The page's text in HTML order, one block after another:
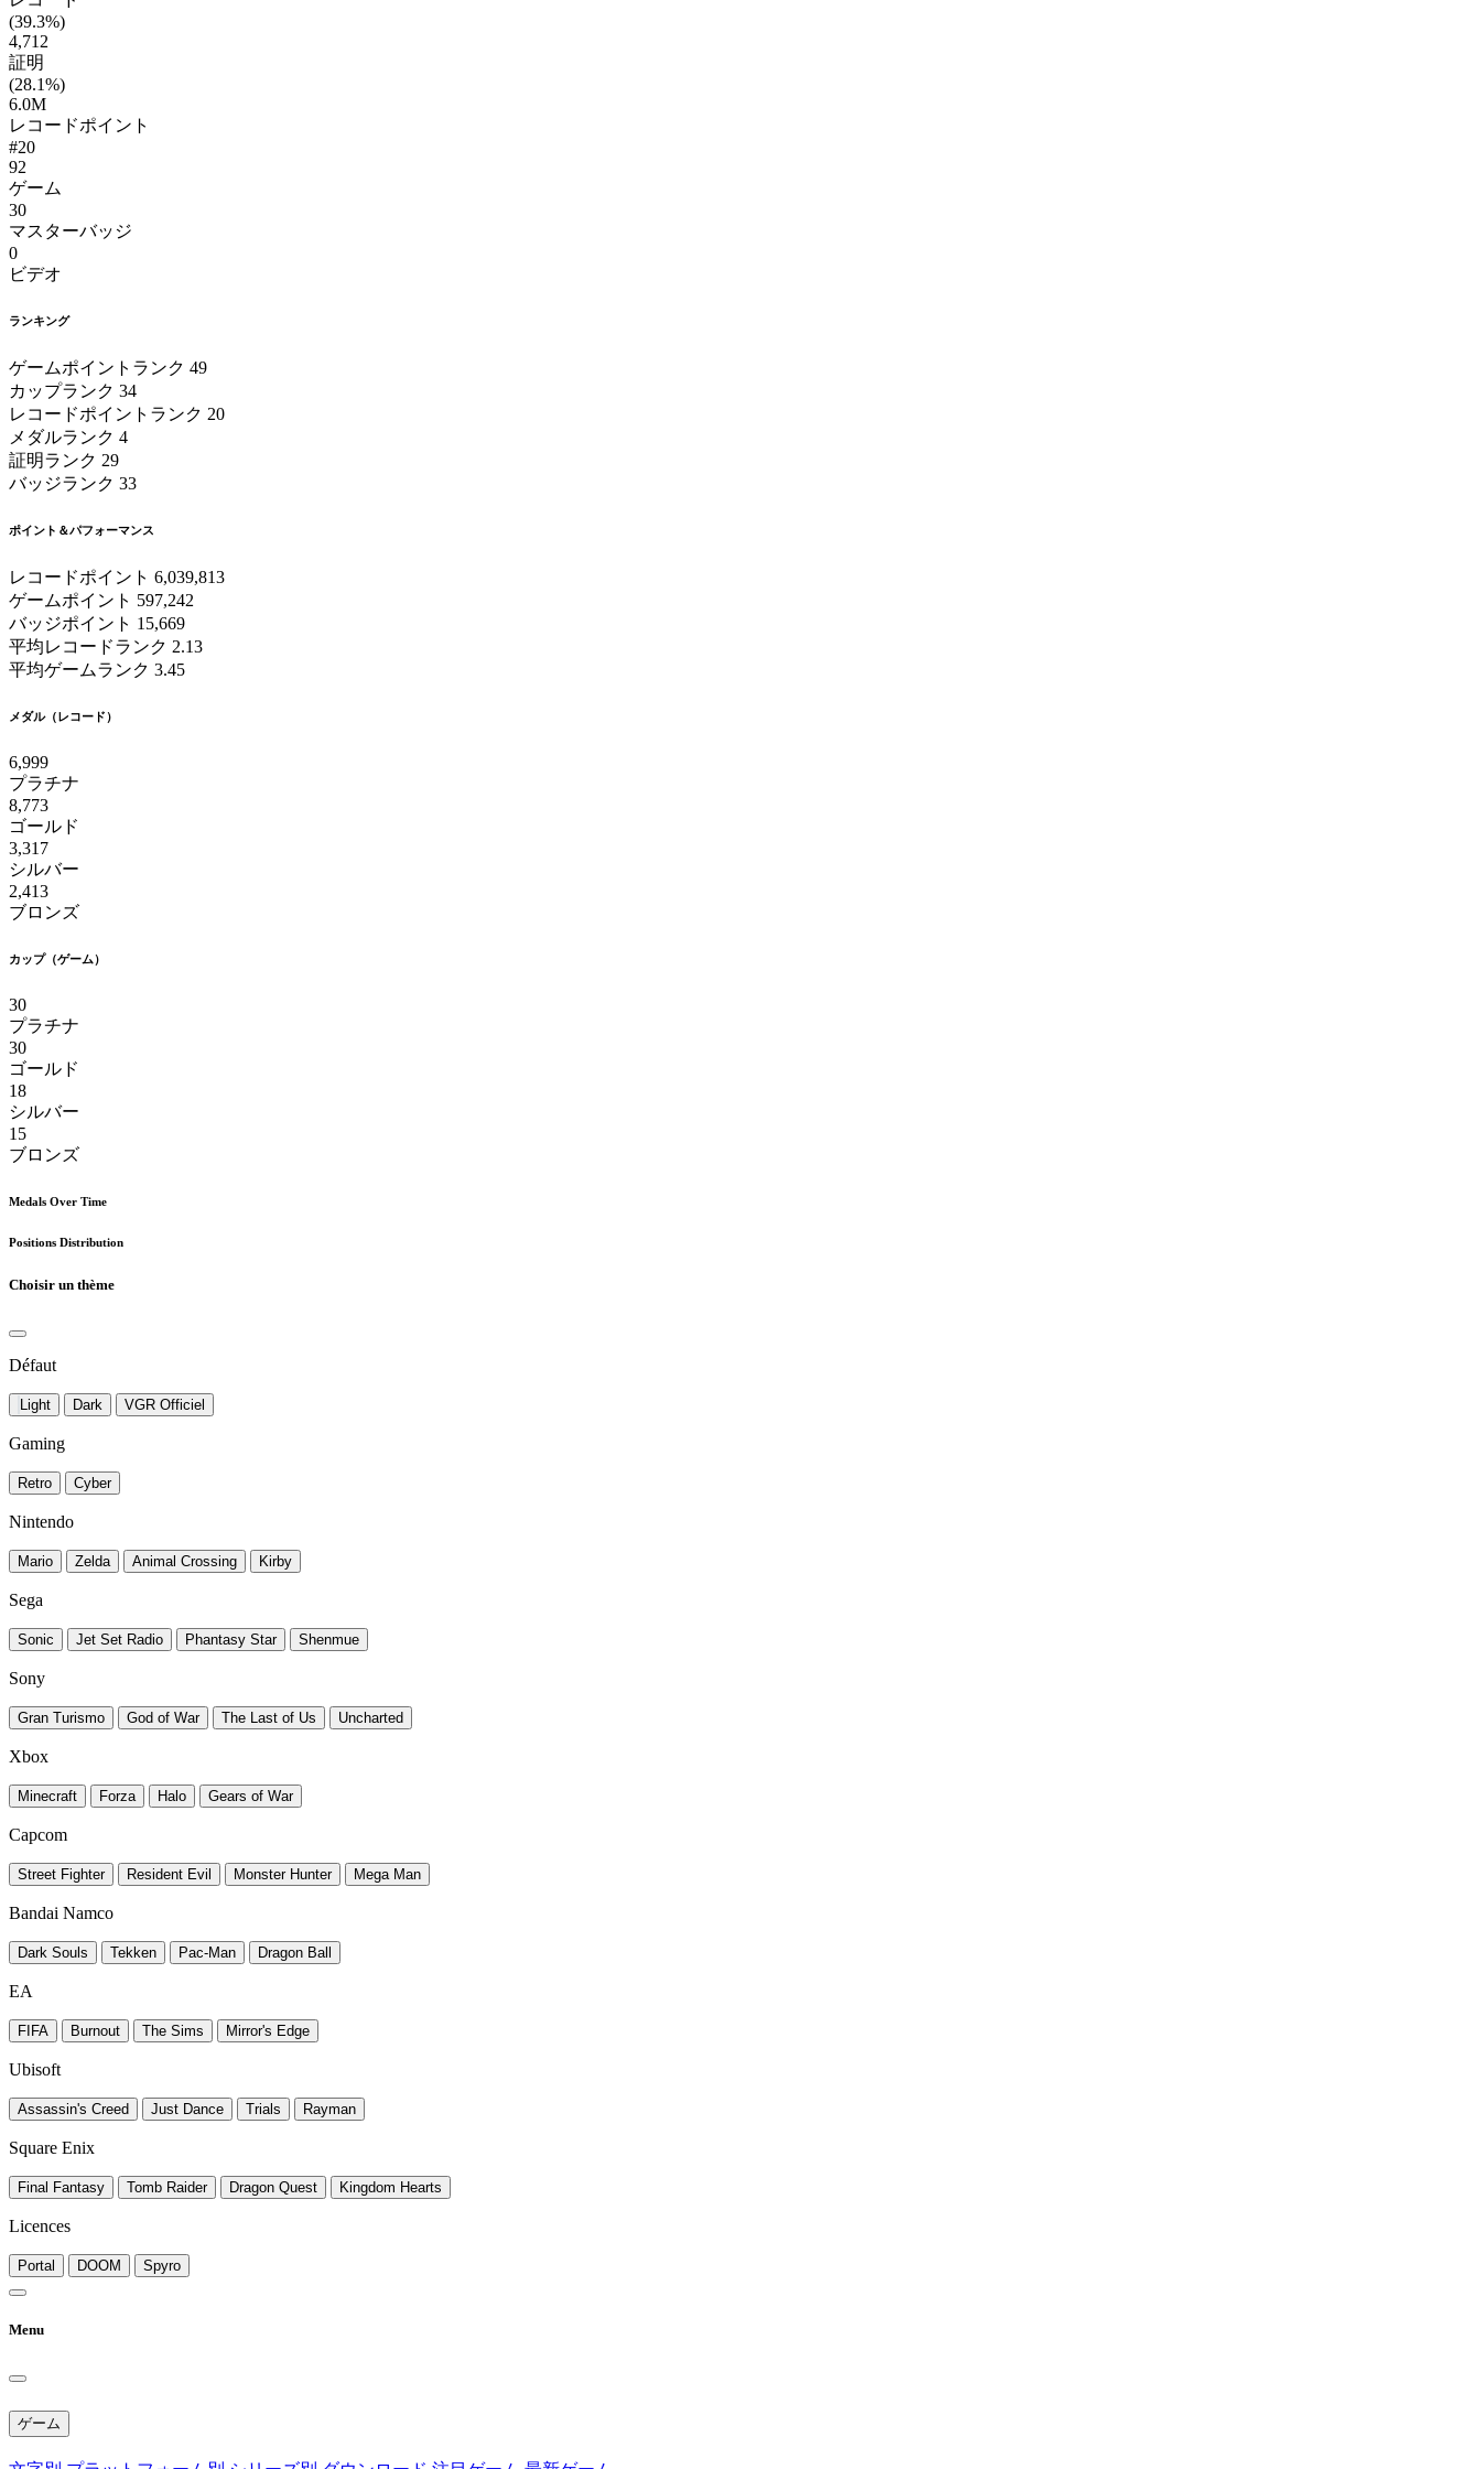
(39.3%)
4,712
証明
(28.1%)
6.0M
レコードポイント
#20
92
ゲーム
30
マスターバッジ
0
ビデオ
ランキング
ゲームポイントランク 49
カップランク 34
レコードポイントランク 20
メダルランク 4
証明ランク 29
バッジランク 33
ポイント＆パフォーマンス
レコードポイント 6,039,813
ゲームポイント 597,242
バッジポイント 15,669
平均レコードランク 2.13
平均ゲームランク 3.45
メダル（レコード）
6,999
プラチナ
8,773
ゴールド
3,317
シルバー
2,413
ブロンズ
カップ（ゲーム）
30
プラチナ
30
ゴールド
18
シルバー
15
ブロンズ
Medals Over Time
Positions Distribution
Choisir un thème
Défaut
Light Dark VGR Officiel
Gaming
Retro Cyber
Nintendo
Mario Zelda Animal Crossing Kirby
Sega
Sonic Jet Set Radio Phantasy Star Shenmue
Sony
Gran Turismo God of War The Last of Us Uncharted
Xbox
Minecraft Forza Halo Gears of War
Capcom
Street Fighter Resident Evil Monster Hunter Mega Man
Bandai Namco
Dark Souls Tekken Pac-Man Dragon Ball
EA
FIFA Burnout The Sims Mirror's Edge
Ubisoft
Assassin's Creed Just Dance Trials Rayman
Square Enix
Final Fantasy Tomb Raider Dragon Quest Kingdom Hearts
Licences
Portal DOOM Spyro
Menu
ゲーム